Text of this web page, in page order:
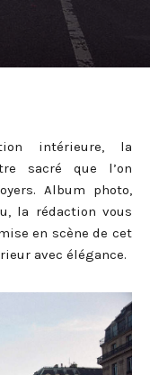
intérieure, la
sacré que l’on
Album photo,
la rédaction vous
en scène de cet
avec élégance.